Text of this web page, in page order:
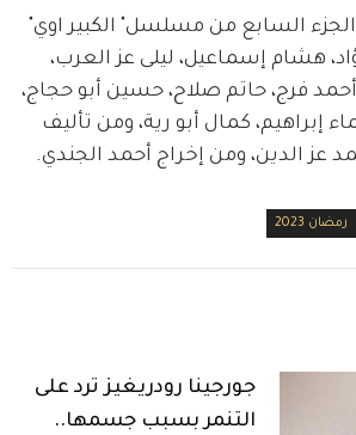
السابع من مسلسل" الكبير اوي"
هشام إسماعيل، ليلى عز العرب،
فرج، حاتم صلاح، حسين أبو حجاج،
كمال أبو رية، ومن تأليف
الدين، ومن إخراج أحمد الجندي.
رمضان 2023
جورجينا رودريغيز ترد على
التنمر بسبب جسمها..